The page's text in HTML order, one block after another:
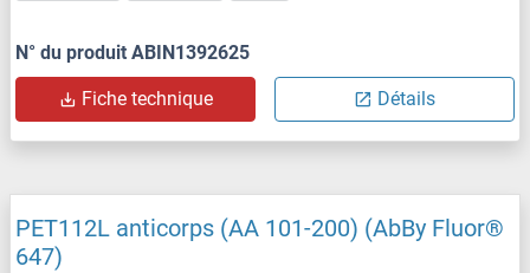
N° du produit ABIN1392625
Fiche technique Détails
PET112L anticorps (AA 101-200) (AbBy Fluor®
647)